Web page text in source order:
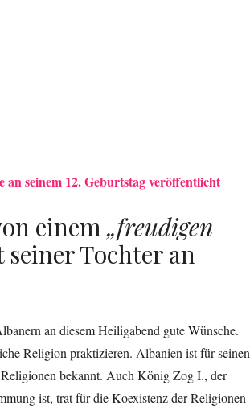
seinem 12. Geburtstag veröffentlicht
einem„freudigen
Tochter an
an diesem Heiligabend gute Wünsche.
Religion praktizieren. Albanien ist für seinen
bekannt. Auch König Zog I., der
ist, trat für die Koexistenz der Religionen